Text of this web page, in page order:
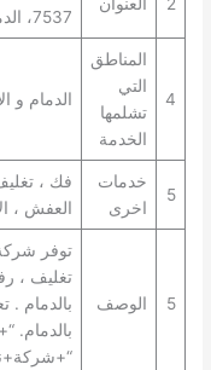
7537، الدمام 32272، المملكة العربية السعودية
4
المناطق
التي
تشلمها
الخدمة
الدمام و
5
خدمات
اخرى
فك ،
العفش ،
5 الوصف
توفر
تغليف ،
بالدمام
بالدمام.